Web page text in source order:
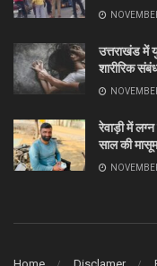
उत्तराखंड में
शारीरिक
रेवाड़ी में
साल की